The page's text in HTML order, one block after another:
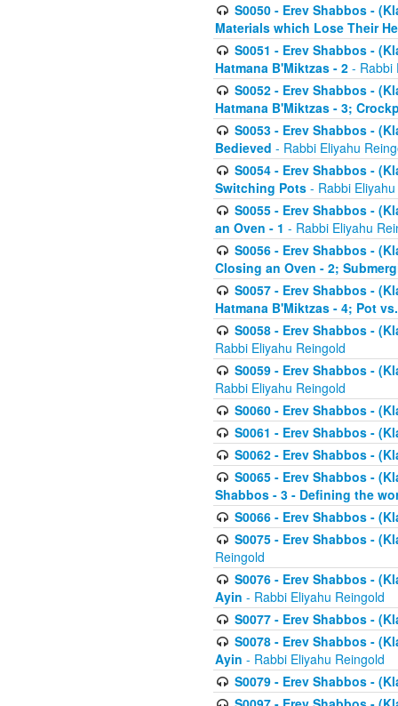
S0050 - Erev Shabbos -
Materials which Lose Their
S0051 - Erev Shabbos -
Hatmana B'Miktzas - 2 - Rabbi
S0052 - Erev Shabbos -
Hatmana B'Miktzas - 3;
S0053 - Erev Shabbos -
Bedieved - Rabbi Eliyahu
S0054 - Erev Shabbos -
Switching Pots - Rabbi
S0055 - Erev Shabbos -
an Oven - 1 - Rabbi Eliyahu
S0056 - Erev Shabbos -
Closing an Oven - 2;
S0057 - Erev Shabbos -
Hatmana B'Miktzas - 4; Pot
S0058 - Erev Shabbos -
Rabbi Eliyahu Reingold
S0059 - Erev Shabbos -
Rabbi Eliyahu Reingold
S0060 - Erev Shabbos -
S0061 - Erev Shabbos -
S0062 - Erev Shabbos -
S0065 - Erev Shabbos -
Shabbos - 3 - Defining the
S0066 - Erev Shabbos -
S0075 - Erev Shabbos -
Reingold
S0076 - Erev Shabbos -
Ayin - Rabbi Eliyahu Reingold
S0077 - Erev Shabbos -
S0078 - Erev Shabbos -
Ayin - Rabbi Eliyahu Reingold
S0079 - Erev Shabbos -